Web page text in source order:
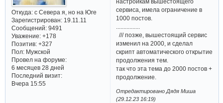
Откуда:с Севера я, но на Юге
Зарегистрирован: 19.11.11
Сообщений:9491
Уважение: +178
Позитив: +327
Пол:Мужской
Провел на форуме:
6 месяцев 28 дней
Последний визит:
Вчера 15:55
настройкам вышестоящего
сервиса, имела ограничение в
1000 постов.
/// позже, вышестоящий сервис
изменил на 2000, и сделал
скрипт автоматического открытие
продолжения тем.
так что эта тема до 2000 постов +
продолжение.
Отредактировано Дядя Миша
(29.12.23 16:19)